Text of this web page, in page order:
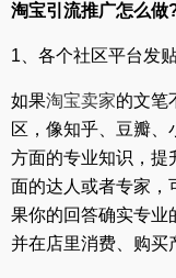
淘宝引流推广怎么做
1、各个社区平台发
如果淘宝卖家的文笔
区，像知乎、豆瓣、
方面的专业知识，提
面的达人或者专家，
果你的回答确实专业
并在店里消费、购买